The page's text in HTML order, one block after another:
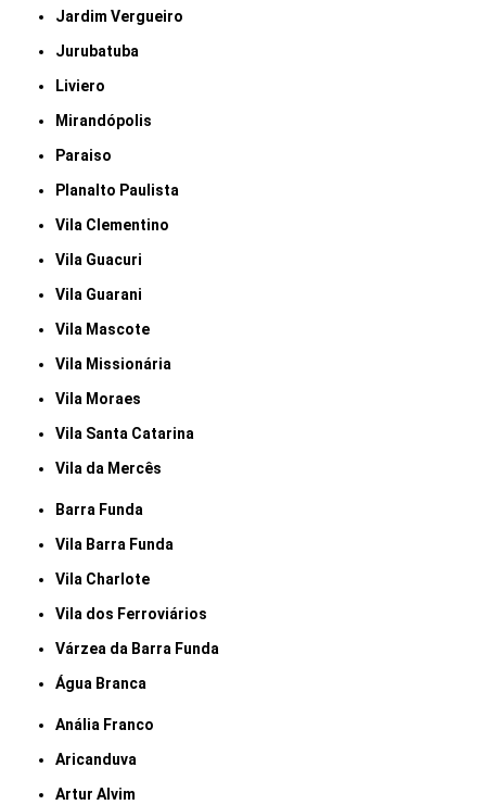
Jardim Vergueiro
Jurubatuba
Liviero
Mirandópolis
Paraiso
Planalto Paulista
Vila Clementino
Vila Guacuri
Vila Guarani
Vila Mascote
Vila Missionária
Vila Moraes
Vila Santa Catarina
Vila da Mercês
Barra Funda
Vila Barra Funda
Vila Charlote
Vila dos Ferroviários
Várzea da Barra Funda
Água Branca
Anália Franco
Aricanduva
Artur Alvim